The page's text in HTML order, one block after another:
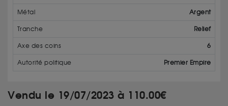
Métal Argent
Tranche Relief
Axe des coins 6
Autorité politique Premier Empire
Vendu le 19/07/2023 à 110.00€